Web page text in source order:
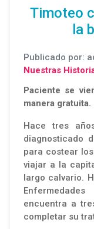
Timoteo
la
Publicado por:
Nuestras
Paciente se
manera gratuita.
Hace tres
diagnosticado
para costear
viajar a la
largo calvario.
encuentra a
completar su